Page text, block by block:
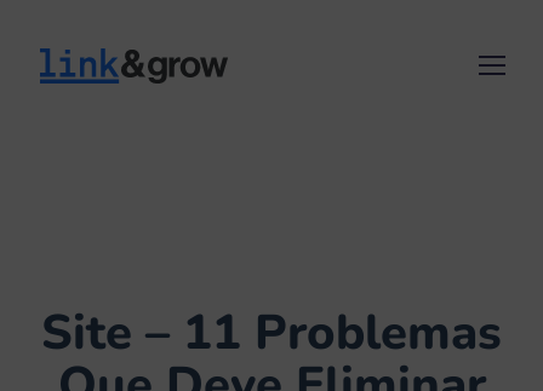
Site – 11 Problemas